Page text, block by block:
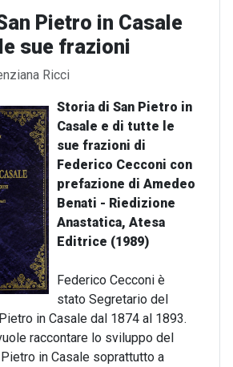
Pietro in Casale
sue frazioni
Ricci
Storia di San Pietro in
Casale e di tutte le
sue frazioni di
Federico Cecconi con
prefazione di Amedeo
Benati - Riedizione
Anastatica, Atesa
Editrice (1989)
Federico Cecconi è
stato Segretario del
in Casale dal 1874 al 1893.
raccontare lo sviluppo del
in Casale soprattutto a